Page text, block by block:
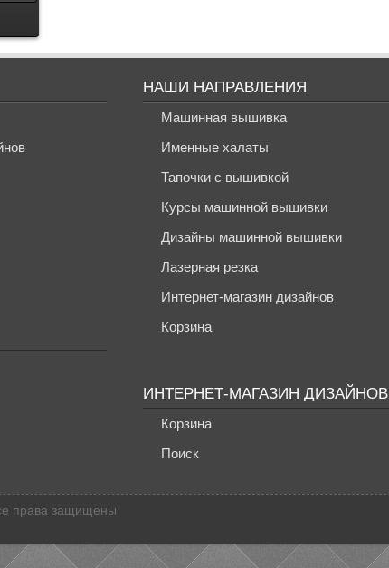
НАШИ НАПРАВЛЕНИЯ
Машинная вышивка
Именные халаты
Тапочки с вышивкой
Курсы машинной вышивки
Дизайны машинной вышивки
Лазерная резка
Интернет-магазин дизайнов
Корзина
ИНТЕРНЕТ-МАГАЗИН ДИЗАЙНОВ
Корзина
Поиск
права защищены